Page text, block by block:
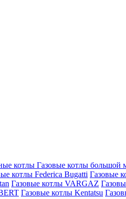
котлы Газовые котлы большой
котлы Federica Bugatti Газовые
Газовые котлы VARGAZ
Газовые котлы Kentatsu